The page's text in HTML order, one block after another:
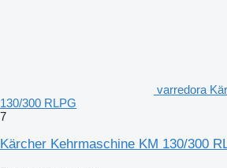
varredora
130/300 RLPG
7
Kärcher Kehrmaschine KM 130/300